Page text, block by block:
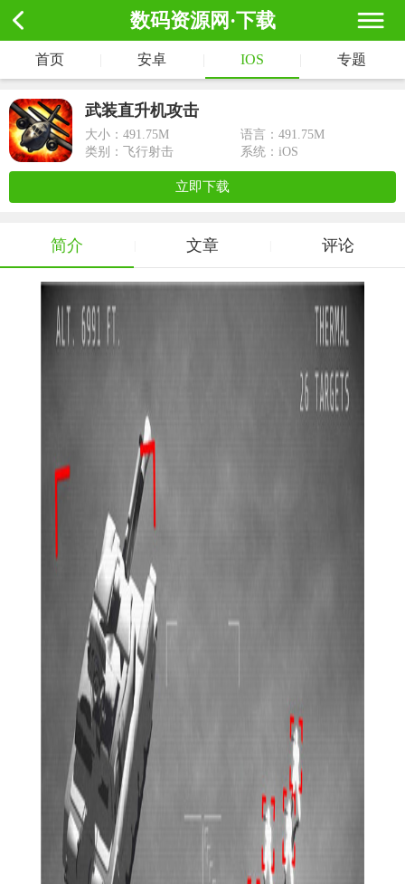
数码资源网·下载
首页 安卓 IOS 专题
武装直升机攻击
大小： 491.75M
语言：491.75M
类别：飞行射击
系统：iOS
立即下载
简介 文章 评论